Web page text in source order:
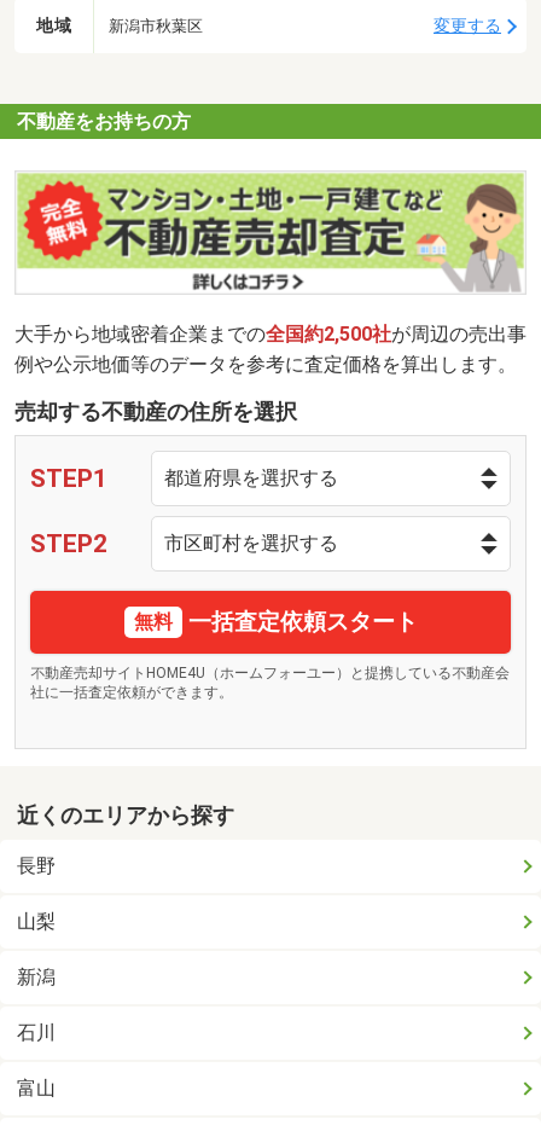
地域 新潟市秋葉区 変更する
不動産をお持ちの方
大手から地域密着企業までの全国約2,500社が周辺の売出事
例や公示地価等のデータを参考に査定価格を算出します。
売却する不動産の住所を選択
STEP1
STEP2
無料 一括査定依頼スタート
不動産売却サイトHOME4U（ホームフォーユー）と提携している不動産会
社に一括査定依頼ができます。
近くのエリアから探す
長野
山梨
新潟
石川
富山